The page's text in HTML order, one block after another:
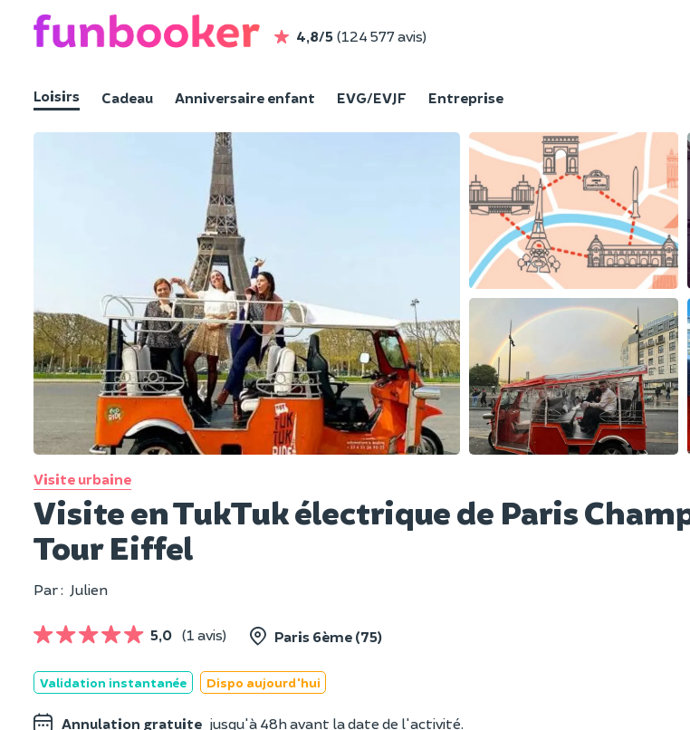
4,8/5 (124 577 avis)
Loisirs Cadeau Anniversaire enfant EVG/EVJF Entreprise
Visite urbaine
Visite en TukTuk électrique de Paris
Tour Eiffel
Par : Julien
5,0 (1 avis) Paris 6ème (75)
Validation instantanée Dispo aujourd'hui
Annulation gratuite jusqu'à 48h avant la date de l'activité.